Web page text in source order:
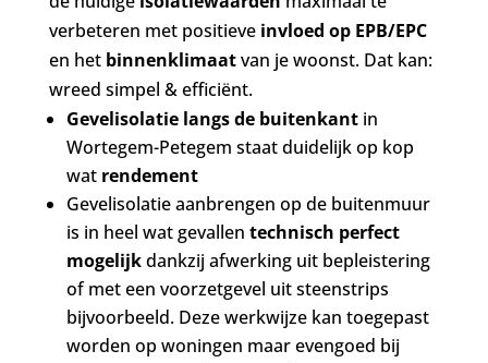
verbeteren met positieve invloed op EPB/EPC
en het binnenklimaatvan je woonst. Dat kan:
wreed simpel & efficiënt.
Gevelisolatie langs de buitenkantin
Wortegem-Petegem staat duidelijk op kop
wat rendement
Gevelisolatie aanbrengen op de buitenmuur
is in heel wat gevallen technisch perfect
mogelijkdankzij afwerking uit bepleistering
of met een voorzetgevel uit steenstrips
bijvoorbeeld. Deze werkwijze kan toegepast
worden op woningen maar evengoed bij